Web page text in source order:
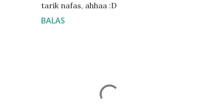
tarik nafas, ahhaa :D
BALAS